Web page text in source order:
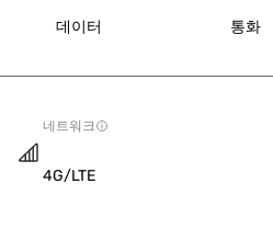
데이터 통화
네트워크
4G/LTE